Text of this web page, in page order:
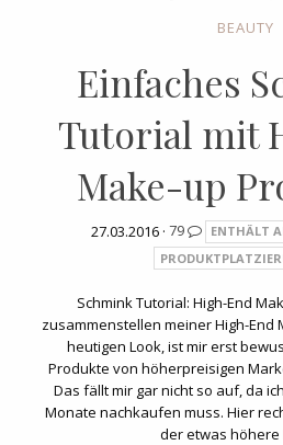
BEAUTY
Einfaches
Tutorial mit
Make-up
27.03.2016 · 79
ENTHÄLT
Schmink Tutorial: High-End
zusammenstellen meiner High-
heutigen Look, ist mir erst
Produkte von höherpreisigen
Das fällt mir gar nicht so auf, da
Monate nachkaufen muss. Hier
der etwas